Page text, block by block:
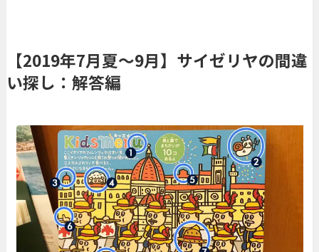
【2019年7月夏〜9月】サイゼリヤの間違
い探し：解答編